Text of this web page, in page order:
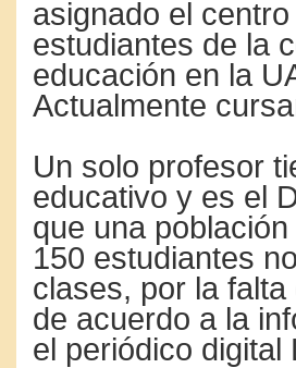
asignado el
estudiantes de la
educación en la
Actualmente
Un solo profesor
educativo y es el
que una
150 estudiantes
clases, por la
de acuerdo a la
el periódico digital